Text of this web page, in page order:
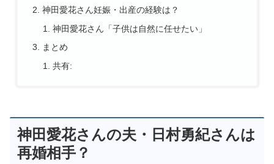
神田愛花さん妊娠・出産の経験は？
神田愛花さん「子供は自然に任せたい」
まとめ
共有:
神田愛花さんの夫・日村勇紀さんは
再婚相手？